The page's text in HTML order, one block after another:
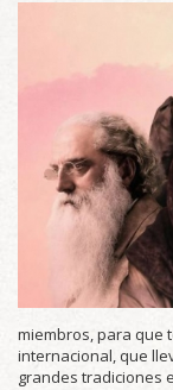
miembros, para que
internacional, que
grandes tradiciones